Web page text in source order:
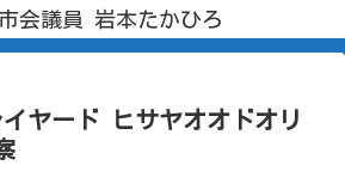
会議員 岩本たかひろ
ヤード ヒサヤオオドオリ